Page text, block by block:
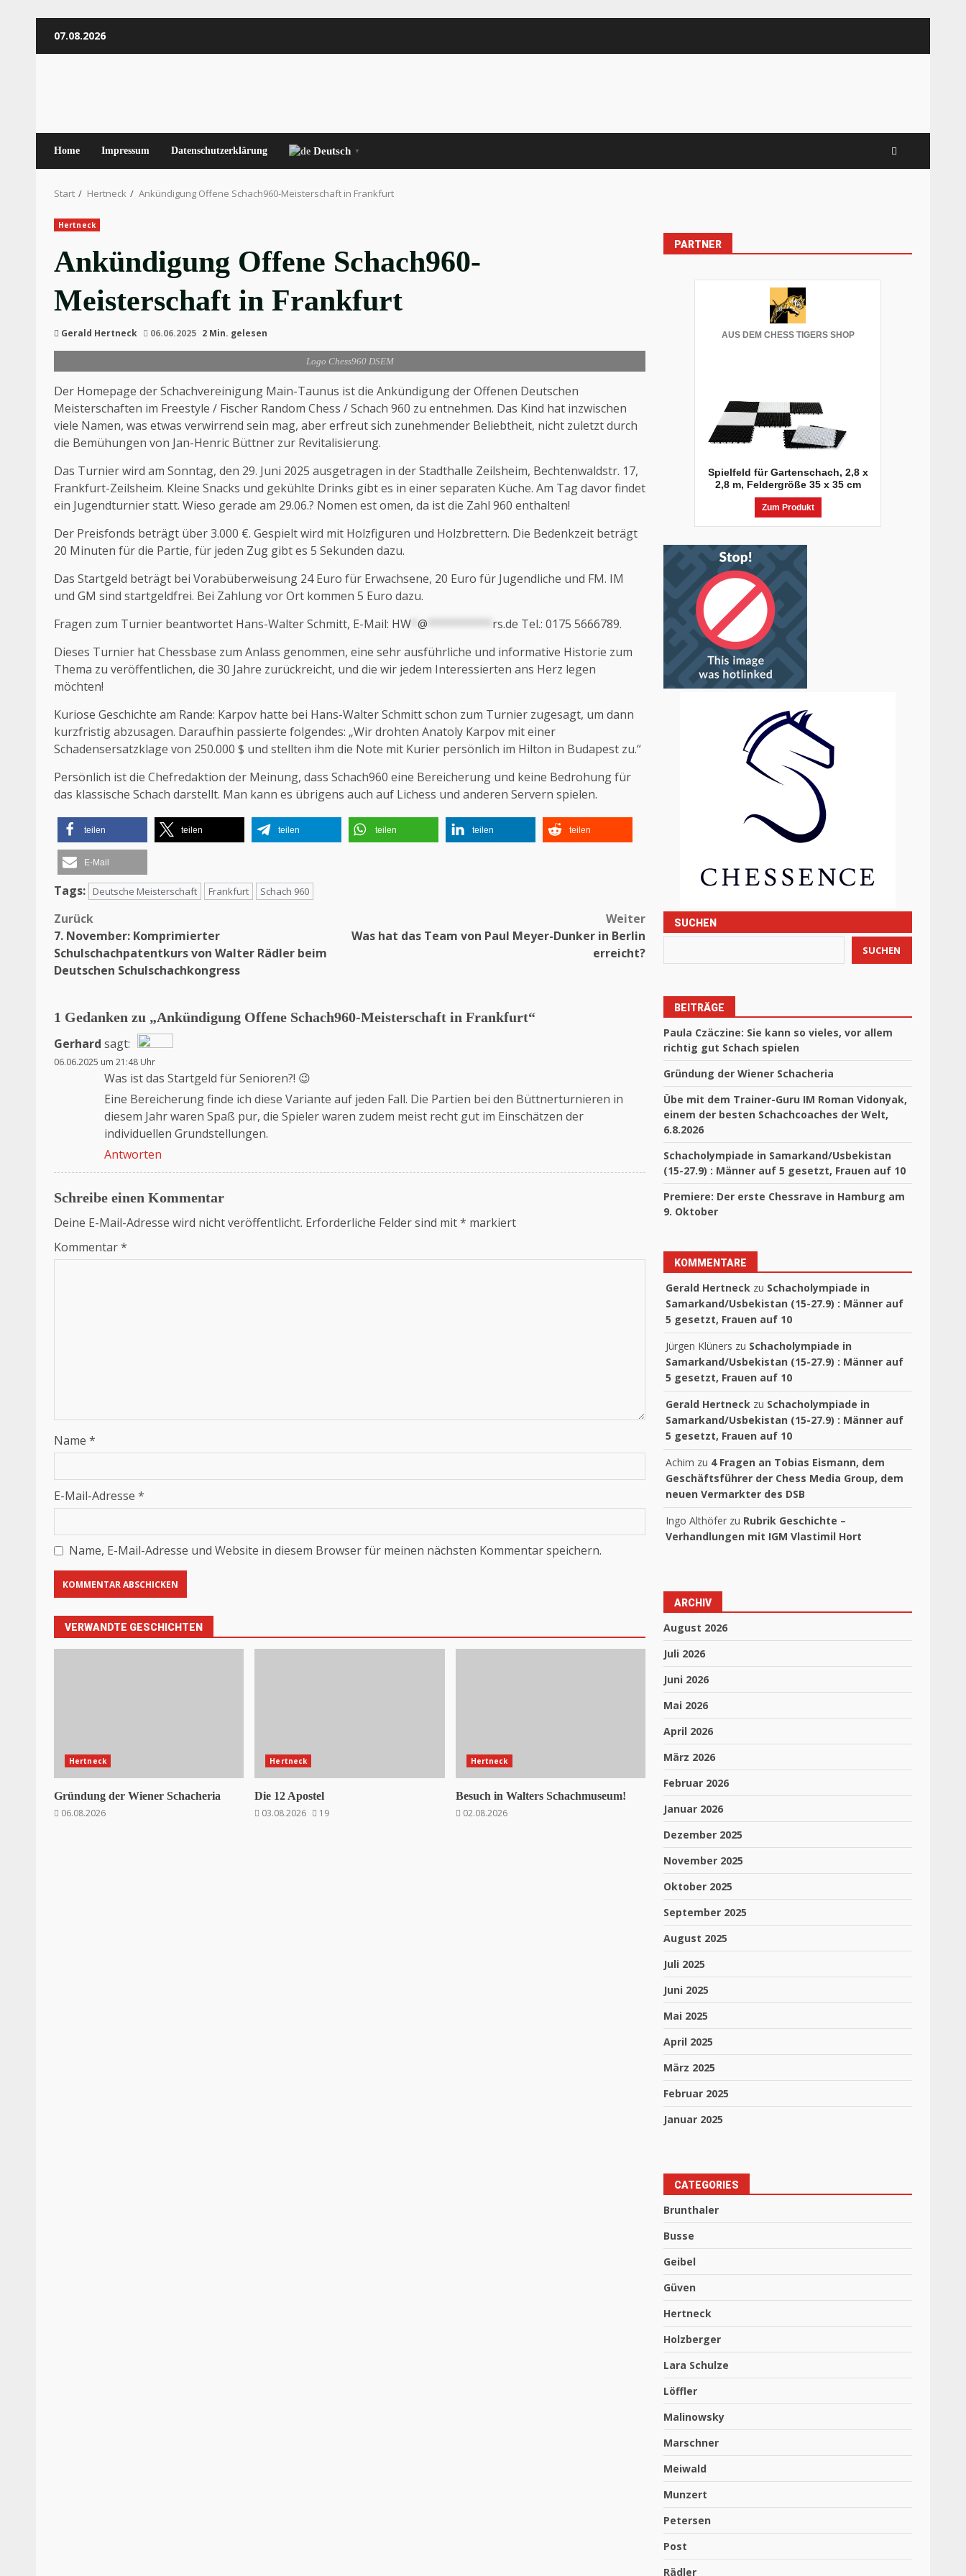
Inhalt07.08.2026
Home Impressum Datenschutzerklärung Deutsch ▼
Start Hertneck Ankündigung Offene Schach960-Meisterschaft in Frankfurt
Hertneck
Ankündigung Offene Schach960-
Meisterschaft in Frankfurt
Gerald Hertneck 06.06.2025 2 Min. gelesen
Logo Chess960 DSEM
Der Homepage der Schachvereinigung Main-Taunus ist die Ankündigung der Offenen Deutschen
Meisterschaften im Freestyle / Fischer Random Chess / Schach 960 zu entnehmen. Das Kind hat inzwischen
viele Namen, was etwas verwirrend sein mag, aber erfreut sich zunehmender Beliebtheit, nicht zuletzt durch
die Bemühungen von Jan-Henric Büttner zur Revitalisierung.
Das Turnier wird am Sonntag, den 29. Juni 2025 ausgetragen in der Stadthalle Zeilsheim, Bechtenwaldstr. 17,
Frankfurt-Zeilsheim. Kleine Snacks und gekühlte Drinks gibt es in einer separaten Küche. Am Tag davor findet
ein Jugendturnier statt. Wieso gerade am 29.06.? Nomen est omen, da ist die Zahl 960 enthalten!
Der Preisfonds beträgt über 3.000 €. Gespielt wird mit Holzfiguren und Holzbrettern. Die Bedenkzeit beträgt
20 Minuten für die Partie, für jeden Zug gibt es 5 Sekunden dazu.
Das Startgeld beträgt bei Vorabüberweisung 24 Euro für Erwachsene, 20 Euro für Jugendliche und FM. IM
und GM sind startgeldfrei. Bei Zahlung vor Ort kommen 5 Euro dazu.
Fragen zum Turnier beantwortet Hans-Walter Schmitt, E-Mail: HW @ rs.de Tel.: 0175 5666789.
Dieses Turnier hat Chessbase zum Anlass genommen, eine sehr ausführliche und informative Historie zum
Thema zu veröffentlichen, die 30 Jahre zurückreicht, und die wir jedem Interessierten ans Herz legen
möchten!
Kuriose Geschichte am Rande: Karpov hatte bei Hans-Walter Schmitt schon zum Turnier zugesagt, um dann
kurzfristig abzusagen. Daraufhin passierte folgendes: „Wir drohten Anatoly Karpov mit einer
Schadensersatzklage von 250.000 $ und stellten ihm die Note mit Kurier persönlich im Hilton in Budapest zu.“
Persönlich ist die Chefredaktion der Meinung, dass Schach960 eine Bereicherung und keine Bedrohung für
das klassische Schach darstellt. Man kann es übrigens auch auf Lichess und anderen Servern spielen.
teilen teilen teilen teilen teilen teilen
E-Mail
Tags: Deutsche Meisterschaft Frankfurt Schach 960
Beitragsnavigation
Zurück
7. November: Komprimierter
Schulschachpatentkurs von Walter Rädler beim
Deutschen Schulschachkongress
Weiter
Was hat das Team von Paul Meyer-Dunker in Berlin
erreicht?
1 Gedanken zu „Ankündigung Offene Schach960-Meisterschaft in Frankfurt“
Gerhard sagt:
Das „Echte-Person“-Abzeichen!
Anti-Spam von CleanTalk
06.06.2025 um 21:48 Uhr
Was ist das Startgeld für Senioren?! 😉
Eine Bereicherung finde ich diese Variante auf jeden Fall. Die Partien bei den Büttnerturnieren in
diesem Jahr waren Spaß pur, die Spieler waren zudem meist recht gut im Einschätzen der
individuellen Grundstellungen.
Antworten
Schreibe einen Kommentar
Deine E-Mail-Adresse wird nicht veröffentlicht. Erforderliche Felder sind mit* markiert
Kommentar*
Name *
E-Mail-Adresse *
Name, E-Mail-Adresse und Website in diesem Browser für meinen nächsten Kommentar speichern.
VERWANDTE GESCHICHTEN
Hertneck
Gründung der Wiener Schacheria
06.08.2026
Hertneck
Die 12 Apostel
03.08.2026
19
Hertneck
Besuch in Walters Schachmuseum!
02.08.2026
PARTNER
AUS DEM CHESS TIGERS SHOP
Spielfeld für Gartenschach, 2,8 x
2,8 m, Feldergröße 35 x 35 cm
Zum Produkt
SUCHEN
SUCHEN
BEITRÄGE
Paula Czäczine: Sie kann so vieles, vor allem
richtig gut Schach spielen
Gründung der Wiener Schacheria
Übe mit dem Trainer-Guru IM Roman Vidonyak,
einem der besten Schachcoaches der Welt,
6.8.2026
Schacholympiade in Samarkand/Usbekistan
(15-27.9) : Männer auf 5 gesetzt, Frauen auf 10
Premiere: Der erste Chessrave in Hamburg am
9. Oktober
KOMMENTARE
Gerald Hertneck zu Schacholympiade in
Samarkand/Usbekistan (15-27.9) : Männer auf
5 gesetzt, Frauen auf 10
Jürgen Klüners zu Schacholympiade in
Samarkand/Usbekistan (15-27.9) : Männer auf
5 gesetzt, Frauen auf 10
Gerald Hertneck zu Schacholympiade in
Samarkand/Usbekistan (15-27.9) : Männer auf
5 gesetzt, Frauen auf 10
Achim zu 4 Fragen an Tobias Eismann, dem
Geschäftsführer der Chess Media Group, dem
neuen Vermarkter des DSB
Ingo Althöfer zu Rubrik Geschichte –
Verhandlungen mit IGM Vlastimil Hort
ARCHIV
August 2026
Juli 2026
Juni 2026
Mai 2026
April 2026
März 2026
Februar 2026
Januar 2026
Dezember 2025
November 2025
Oktober 2025
September 2025
August 2025
Juli 2025
Juni 2025
Mai 2025
April 2025
März 2025
Februar 2025
Januar 2025
CATEGORIES
Brunthaler
Busse
Geibel
Güven
Hertneck
Holzberger
Lara Schulze
Löffler
Malinowsky
Marschner
Meiwald
Munzert
Petersen
Post
Rädler